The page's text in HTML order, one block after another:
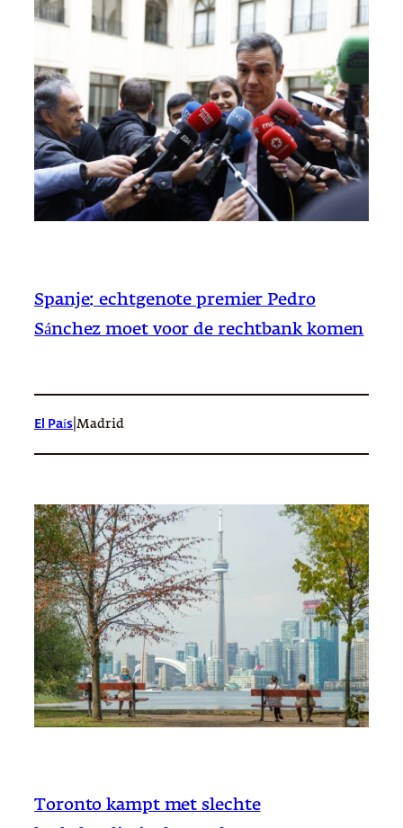
Spanje: echtgenote premier Pedro
Sánchez moet voor de rechtbank komen
El País Madrid
Toronto kampt met slechte